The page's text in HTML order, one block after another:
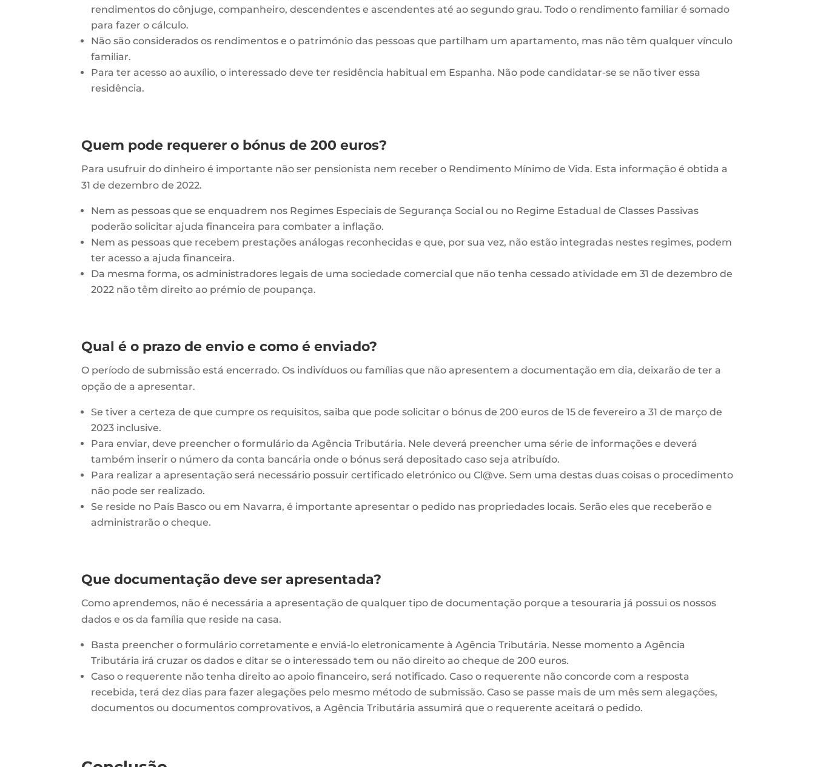
rendimentos do cônjuge, companheiro, descendentes e ascendentes até ao segundo grau. Todo o rendimento familiar é somado
para fazer o cálculo.
Não são considerados os rendimentos e o património das pessoas que partilham um apartamento, mas não têm qualquer vínculo
familiar.
Para ter acesso ao auxílio, o interessado deve ter residência habitual em Espanha. Não pode candidatar-se se não tiver essa
residência.
Quem pode requerer o bónus de 200 euros?
Para usufruir do dinheiro é importante não ser pensionista nem receber o Rendimento Mínimo de Vida. Esta informação é obtida a
31 de dezembro de 2022.
Nem as pessoas que se enquadrem nos Regimes Especiais de Segurança Social ou no Regime Estadual de Classes Passivas
poderão solicitar ajuda financeira para combater a inflação.
Nem as pessoas que recebem prestações análogas reconhecidas e que, por sua vez, não estão integradas nestes regimes, podem
ter acesso a ajuda financeira.
Da mesma forma, os administradores legais de uma sociedade comercial que não tenha cessado atividade em 31 de dezembro de
2022 não têm direito ao prémio de poupança.
Qual é o prazo de envio e como é enviado?
O período de submissão está encerrado. Os indivíduos ou famílias que não apresentem a documentação em dia, deixarão de ter a
opção de a apresentar.
Se tiver a certeza de que cumpre os requisitos, saiba que pode solicitar o bónus de 200 euros de 15 de fevereiro a 31 de março de
2023 inclusive.
Para enviar, deve preencher o formulário da Agência Tributária. Nele deverá preencher uma série de informações e deverá
também inserir o número da conta bancária onde o bónus será depositado caso seja atribuído.
Para realizar a apresentação será necessário possuir certificado eletrónico ou Cl@ve. Sem uma destas duas coisas o procedimento
não pode ser realizado.
Se reside no País Basco ou em Navarra, é importante apresentar o pedido nas propriedades locais. Serão eles que receberão e
administrarão o cheque.
Que documentação deve ser apresentada?
Como aprendemos, não é necessária a apresentação de qualquer tipo de documentação porque a tesouraria já possui os nossos
dados e os da família que reside na casa.
Basta preencher o formulário corretamente e enviá-lo eletronicamente à Agência Tributária. Nesse momento a Agência
Tributária irá cruzar os dados e ditar se o interessado tem ou não direito ao cheque de 200 euros.
Caso o requerente não tenha direito ao apoio financeiro, será notificado. Caso o requerente não concorde com a resposta
recebida, terá dez dias para fazer alegações pelo mesmo método de submissão. Caso se passe mais de um mês sem alegações,
documentos ou documentos comprovativos, a Agência Tributária assumirá que o requerente aceitará o pedido.